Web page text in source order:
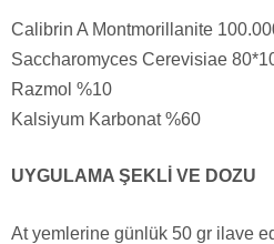
Calibrin A Montmorillanite
Saccharomyces Cerevisiae
Razmol %10
Kalsiyum Karbonat %60
UYGULAMA ŞEKLİ VE DOZU
At yemlerine günlük 50 gr ilave